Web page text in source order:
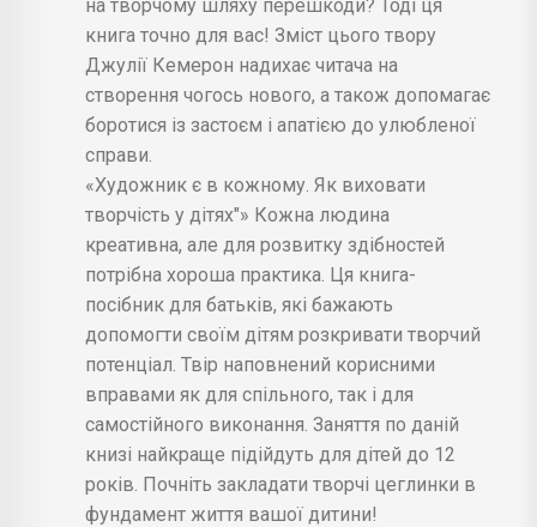
на творчому шляху перешкоди? Тоді ця
книга точно для вас! Зміст цього твору
Джулії Кемерон надихає читача на
створення чогось нового, а також допомагає
боротися із застоєм і апатією до улюбленої
справи.
«Художник є в кожному. Як виховати
творчість у дітях"» Кожна людина
креативна, але для розвитку здібностей
потрібна хороша практика. Ця книга-
посібник для батьків, які бажають
допомогти своїм дітям розкривати творчий
потенціал. Твір наповнений корисними
вправами як для спільного, так і для
самостійного виконання. Заняття по даній
книзі найкраще підійдуть для дітей до 12
років. Почніть закладати творчі цеглинки в
фундамент життя вашої дитини!